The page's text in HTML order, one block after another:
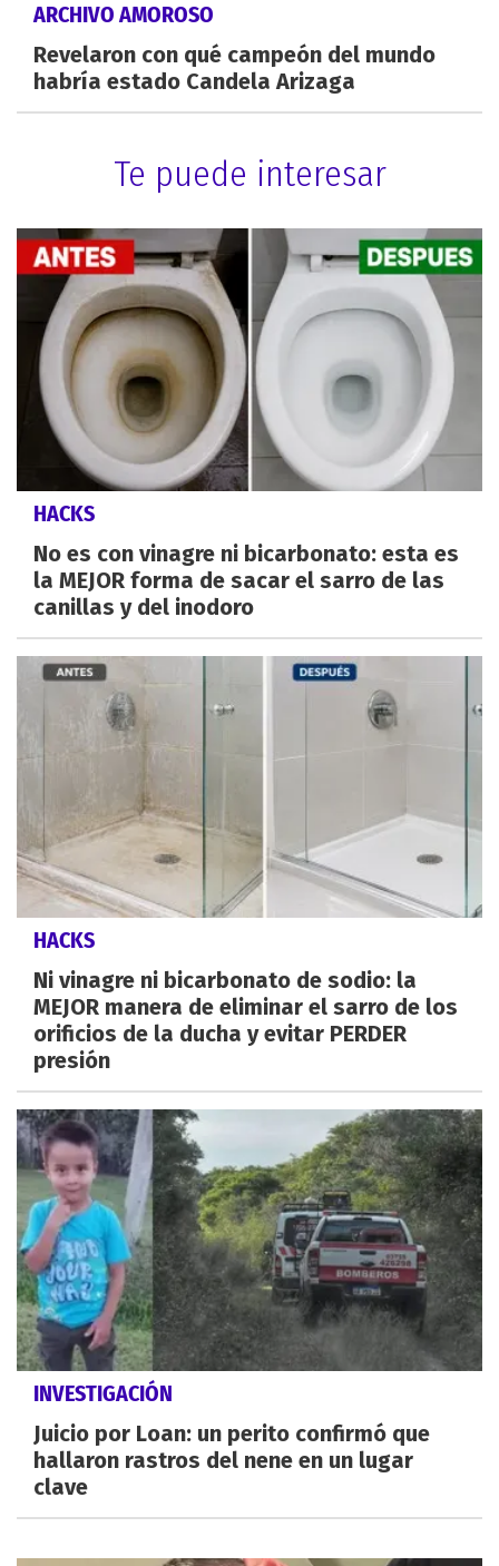
ARCHIVO AMOROSO
Revelaron con qué campeón del mundo
habría estado Candela Arizaga
Te puede interesar
HACKS
No es con vinagre ni bicarbonato: esta es
la MEJOR forma de sacar el sarro de las
canillas y del inodoro
HACKS
Ni vinagre ni bicarbonato de sodio: la
MEJOR manera de eliminar el sarro de los
orificios de la ducha y evitar PERDER
presión
INVESTIGACIÓN
Juicio por Loan: un perito confirmó que
hallaron rastros del nene en un lugar
clave